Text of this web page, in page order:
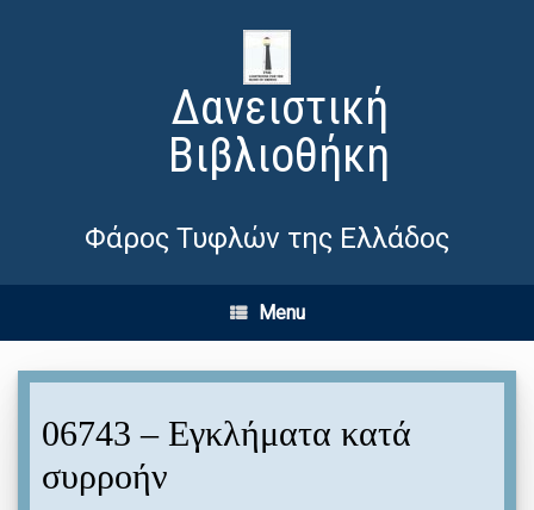
Δανειστική
Βιβλιοθήκη
Φάρος Τυφλών της Ελλάδος
Menu
06743 – Εγκλήματα κατά
συρροήν